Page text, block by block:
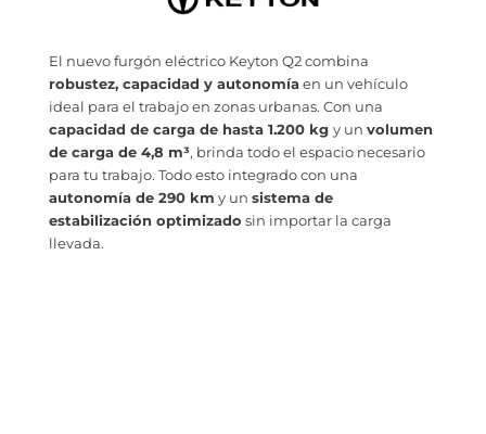
El nuevo furgón eléctrico Keyton Q2 combina
robustez, capacidad y autonomíaen un vehículo
ideal para el trabajo en zonas urbanas. Con una
capacidad de carga de hasta 1.200 kg y un volumen
de carga de 4,8 m³, brinda todo el espacio necesario
para tu trabajo. Todo esto integrado con una
autonomía de 290 km y un sistema de
estabilización optimizado sin importar la carga
llevada.